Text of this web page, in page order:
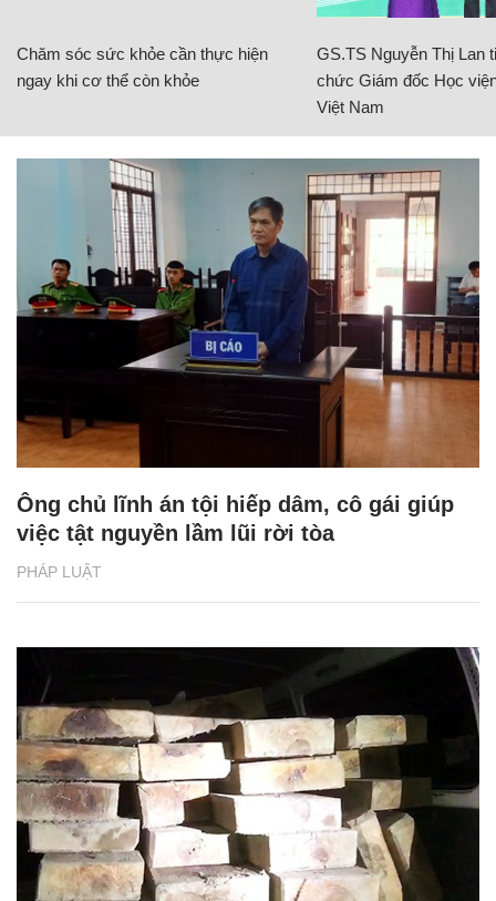
Chăm sóc sức khỏe cần thực hiện
ngay khi cơ thể còn khỏe
GS.TS Nguyễn Thị Lan
chức Giám đốc Học
Việt Nam
PHÁP LUẬT
Ông chủ lĩnh án tội hiếp dâm, cô gái giúp
việc tật nguyền lầm lũi rời tòa